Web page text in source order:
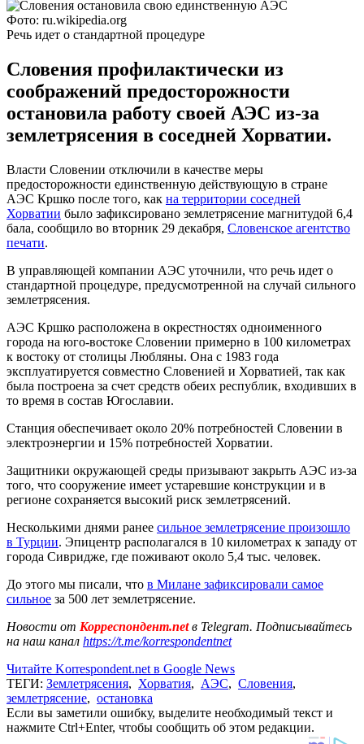
Фото: ru.wikipedia.org
Речь идет о стандартной процедуре
Словения профилактически из
соображений предосторожности
остановила работу своей АЭС из-за
землетрясения в соседней Хорватии.
Власти Словении отключили в качестве меры
предосторожности единственную действующую в стране
АЭС Кршко после того, как на территории соседней
Хорватии было зафиксировано землетрясение магнитудой 6,4
бала, сообщило во вторник 29 декабря, Словенское агентство
печати.
В управляющей компании АЭС уточнили, что речь идет о
стандартной процедуре, предусмотренной на случай сильного
землетрясения.
АЭС Кршко расположена в окрестностях одноименного
города на юго-востоке Словении примерно в 100 километрах
к востоку от столицы Любляны. Она с 1983 года
эксплуатируется совместно Словенией и Хорватией, так как
была построена за счет средств обеих республик, входивших в
то время в состав Югославии.
Станция обеспечивает около 20% потребностей Словении в
электроэнергии и 15% потребностей Хорватии.
Защитники окружающей среды призывают закрыть АЭС из-за
того, что сооружение имеет устаревшие конструкции и в
регионе сохраняется высокий риск землетрясений.
Несколькими днями ранее сильное землетрясение произошло
в Турции. Эпицентр располагался в 10 километрах к западу от
города Сивридже, где поживают около 5,4 тыс. человек.
До этого мы писали, что в Милане зафиксировали самое
сильное за 500 лет землетрясение.
Новости от Корреспондент.netв Telegram. Подписывайтесь
на наш канал https://t.me/korrespondentnet
Читайте Korrespondent.net в Google News
ТЕГИ: Землетрясения, Хорватия, АЭС, Словения,
землетрясение, остановка
Если вы заметили ошибку, выделите необходимый текст и
нажмите Ctrl+Enter, чтобы сообщить об этом редакции.